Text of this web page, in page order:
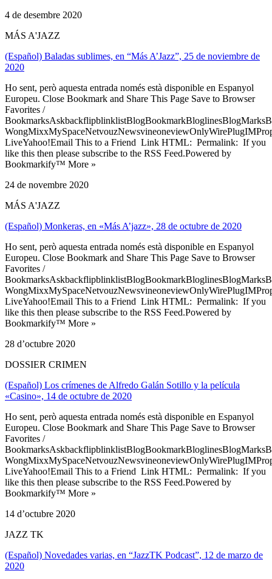
4 de desembre 2020
MÁS A'JAZZ
(Español) Baladas sublimes, en “Más A’Jazz”, 25 de noviembre de
2020
Ho sent, però aquesta entrada només està disponible en Espanyol
Europeu. Close Bookmark and Share This Page Save to Browser
Favorites /
LiveYahoo!Email This to a Friend Link HTML: Permalink: If you
like this then please subscribe to the RSS Feed.Powered by
Bookmarkify™ More »
24 de novembre 2020
MÁS A'JAZZ
(Español) Monkeras, en «Más A’jazz», 28 de octubre de 2020
Ho sent, però aquesta entrada només està disponible en Espanyol
Europeu. Close Bookmark and Share This Page Save to Browser
Favorites /
LiveYahoo!Email This to a Friend Link HTML: Permalink: If you
like this then please subscribe to the RSS Feed.Powered by
Bookmarkify™ More »
28 d’octubre 2020
DOSSIER CRIMEN
(Español) Los crímenes de Alfredo Galán Sotillo y la película
«Casino», 14 de octubre de 2020
Ho sent, però aquesta entrada només està disponible en Espanyol
Europeu. Close Bookmark and Share This Page Save to Browser
Favorites /
LiveYahoo!Email This to a Friend Link HTML: Permalink: If you
like this then please subscribe to the RSS Feed.Powered by
Bookmarkify™ More »
14 d’octubre 2020
JAZZ TK
(Español) Novedades varias, en “JazzTK Podcast”, 12 de marzo de
2020